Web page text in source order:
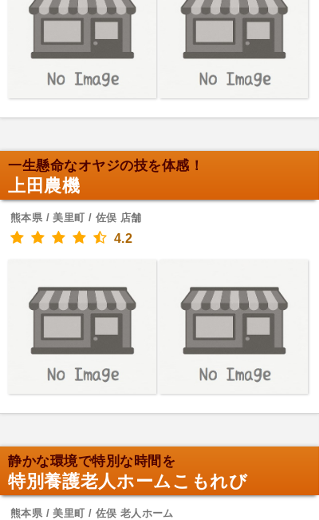
一生懸命なオヤジの技を体感！
上田農機
熊本県 / 美里町 / 佐俣 店舗
4.2
静かな環境で特別な時間を
特別養護老人ホームこもれび
熊本県 / 美里町 / 佐俣 老人ホーム